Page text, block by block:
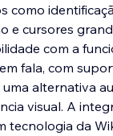
como
e cursores
com a
fala, com
alternativa
visual. A
tecnologia da